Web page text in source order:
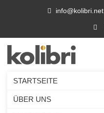
info@kolibri.net
STARTSEITE
ÜBER UNS